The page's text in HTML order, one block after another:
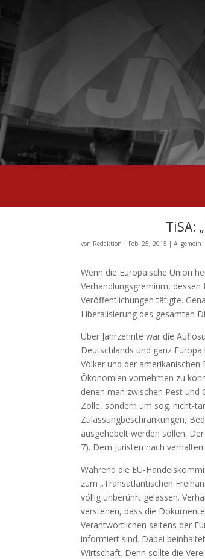
TiSA:
von Redaktion | Feb. 25, 2015 |Allgemein
Wenn die Europäische Union
Verhandlungsgremium,
Veröffentlichungen tätigte.
Liberalisierung des gesamten
Über Jahrzehnte war die
Deutschlands und ganz
Völker und der
Ökonomien vornehmen zu
denen man zwischen Pest und
Zölle, sondern um sog. nicht-
Zulassungbeschränkungen,
ausgehebelt werden sollen.
7). Dem Juristen nach
Während die EU-
zum „Transatlantischen
völlig unberührt gelassen.
verstehen, dass die
Verantwortlichen seitens der
informiert sind. Dabei
Wirtschaft. Denn sollte die